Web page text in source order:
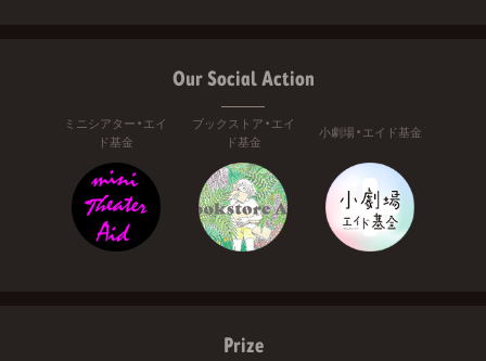
Our Social Action
ミニシアター・エイ
ド基金
ブックストア・エイ
ド基金
小劇場・エイド基金
Prize